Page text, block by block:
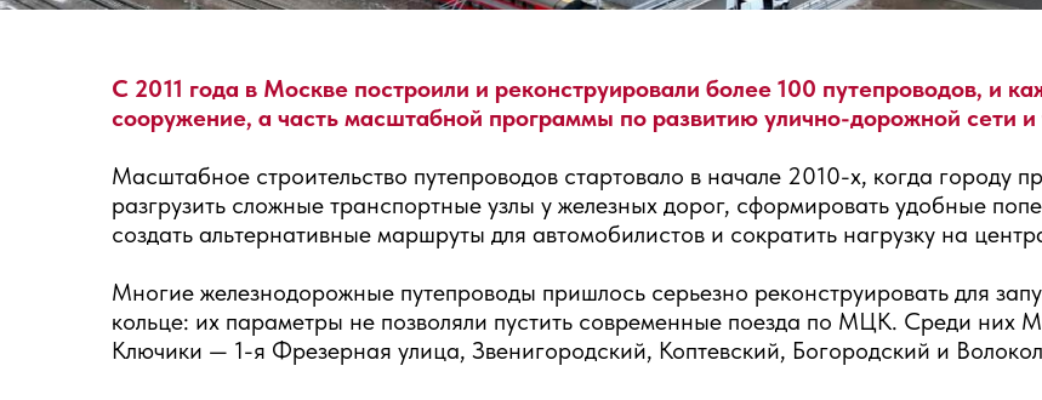
С 2011 года в Москве построили и реконструировали более 100 путепроводов, и
сооружение, а часть масштабной программы по развитию улично-дорожной сети и
Масштабное строительство путепроводов стартовало в начале 2010-х, когда городу
разгрузить сложные транспортные узлы у железных дорог, сформировать удобные
создать альтернативные маршруты для автомобилистов и сократить нагрузку на
Многие железнодорожные путепроводы пришлось серьезно реконструировать для
кольце: их параметры не позволяли пустить современные поезда по МЦК. Среди них
Ключики — 1-я Фрезерная улица, Звенигородский, Коптевский, Богородский и